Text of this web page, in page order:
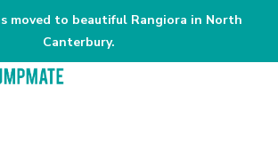
moved to beautiful Rangiora in North
Canterbury.